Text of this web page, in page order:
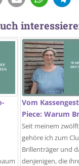
Vom
Piece: Warum
Seit meinem
gehöre ich zum
Brillenträger und
denjenigen, die